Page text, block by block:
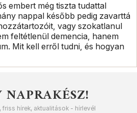
embert még tiszta tudattal
nappal később pedig zavarttá
vagy szokatlanul
feltétlenül demencia, hanem
Mit kell erről tudni, és hogyan
NAPRAKÉSZ!
friss hírek, aktualitások - hírlevél